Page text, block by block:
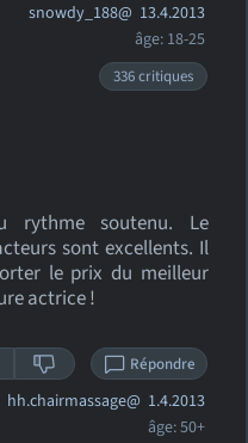
snowdy_188@ 13.4.2013
âge: 18-25
336 critiques
rythme soutenu. Le
sont excellents. Il
le prix du meilleur
actrice !
Répondre
hh.chairmassage@ 1.4.2013
âge: 50+